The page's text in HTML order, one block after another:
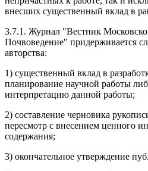
внесших существенный вклад в
3.7.1. Журнал "Вестник
Почвоведение" придерживается
авторства:
1) существенный вклад в
планирование научной работы
интерпретацию данной работы;
2) составление черновика
пересмотр с внесением ценного
содержания;
3) окончательное утверждение